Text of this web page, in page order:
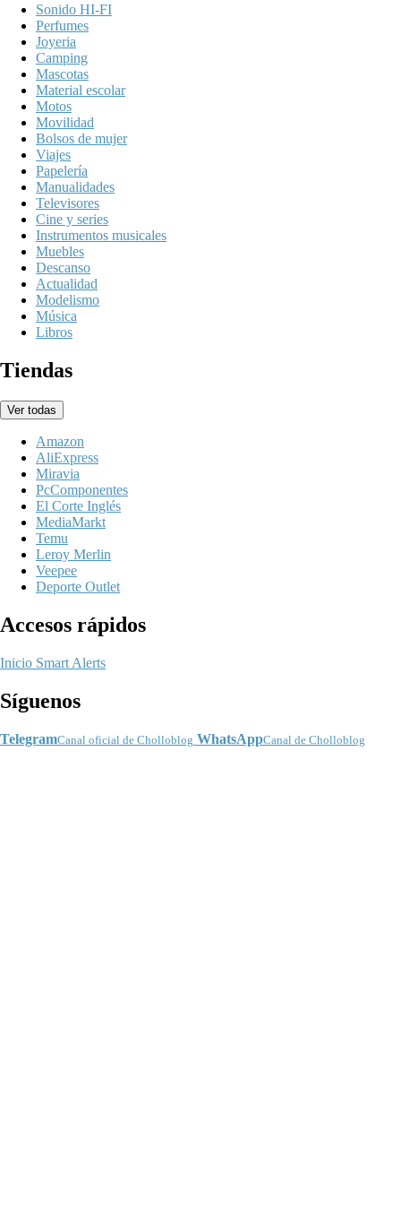
Sonido HI-FI
Perfumes
Joyeria
Camping
Mascotas
Material escolar
Motos
Movilidad
Bolsos de mujer
Viajes
Papelería
Manualidades
Televisores
Cine y series
Instrumentos musicales
Muebles
Descanso
Actualidad
Modelismo
Música
Libros
Tiendas
Ver todas
Amazon
AliExpress
Miravia
PcComponentes
El Corte Inglés
MediaMarkt
Temu
Leroy Merlin
Veepee
Deporte Outlet
Accesos rápidos
Inicio Smart Alerts
Síguenos
TelegramCanal oficial de Cholloblog WhatsAppCanal de Cholloblog